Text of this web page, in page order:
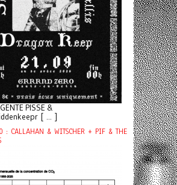
PISSE &
[ ... ]
: CALLAHAN & WITSCHER + PIF & THE